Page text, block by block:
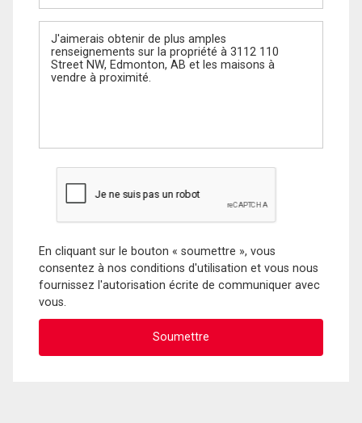
Message
En cliquant sur le bouton « soumettre », vous
consentez à nos conditions d'utilisation et vous nous
fournissez l'autorisation écrite de communiquer avec
vous.